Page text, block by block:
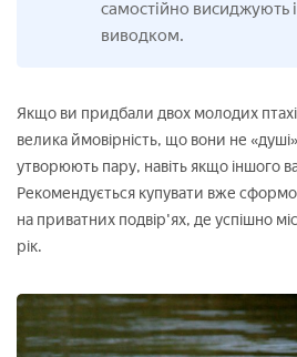
самостійно висиджують
виводком.
Якщо ви придбали двох молодих
велика ймовірність, що вони не
утворюють пару, навіть якщо іншого
Рекомендується купувати вже
на приватних подвір'ях, де успішно
рік.